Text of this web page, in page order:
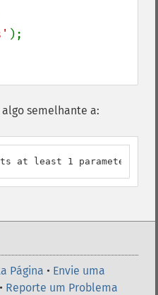
semelhante a:
at least 1 parameter,
Página • Envie uma
• Reporte um Problema